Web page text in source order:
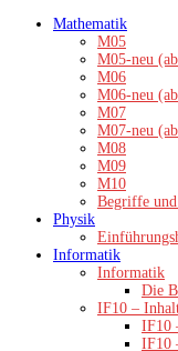
Zum
Mathematik
M05
M05-neu
M06
M06-neu
M07
M07-neu
M08
M09
M10
Begriffe
Physik
Informatik
Informatik
Die
IF10 –
IF10
IF10